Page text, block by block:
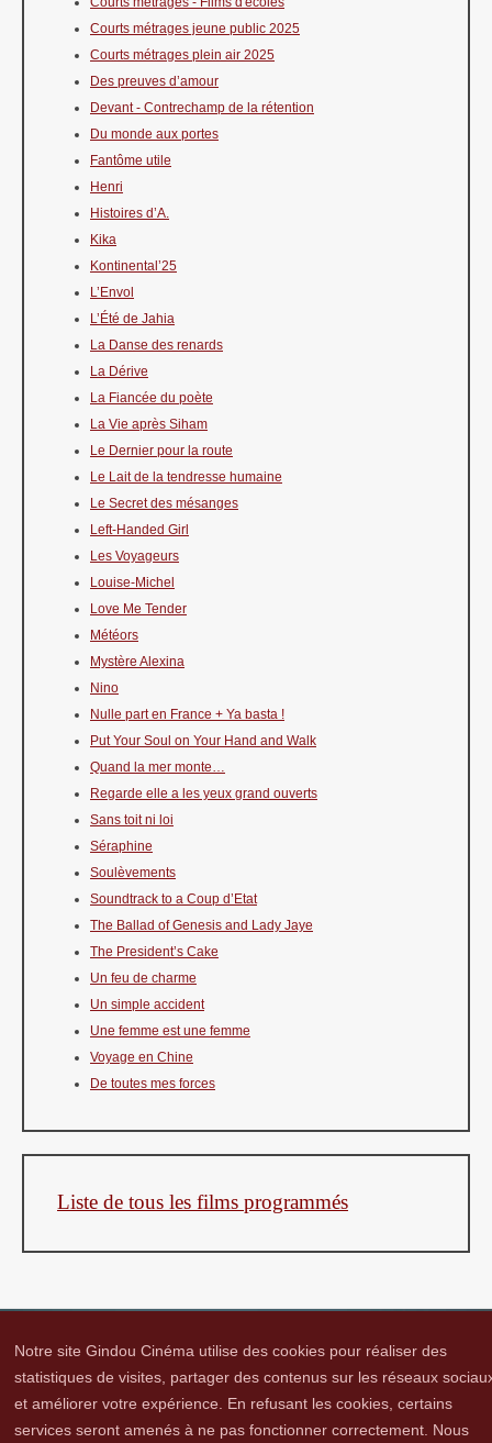
Courts métrages jeune public 2025
Courts métrages plein air 2025
Des preuves d’amour
Devant - Contrechamp de la rétention
Du monde aux portes
Fantôme utile
Henri
Histoires d’A.
Kika
Kontinental’25
L’Envol
L’Été de Jahia
La Danse des renards
La Dérive
La Fiancée du poète
La Vie après Siham
Le Dernier pour la route
Le Lait de la tendresse humaine
Le Secret des mésanges
Left-Handed Girl
Les Voyageurs
Louise-Michel
Love Me Tender
Météors
Mystère Alexina
Nino
Nulle part en France + Ya basta !
Put Your Soul on Your Hand and Walk
Quand la mer monte…
Regarde elle a les yeux grand ouverts
Sans toit ni loi
Séraphine
Soulèvements
Soundtrack to a Coup d’Etat
The Ballad of Genesis and Lady Jaye
The President’s Cake
Un feu de charme
Un simple accident
Une femme est une femme
Voyage en Chine
De toutes mes forces
Liste de tous les films programmés
Gindou Cinéma Contacts Lettre d'infos Réseaux sociaux Partenaires
Notre site Gindou Cinéma utilise des cookies pour réaliser des
statistiques de visites, partager des contenus sur les réseaux
et améliorer votre expérience. En refusant les cookies, certains
services seront amenés à ne pas fonctionner correctement. Nous